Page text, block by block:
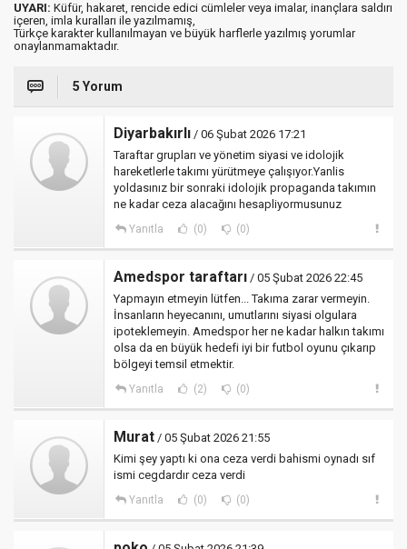
UYARI: Küfür, hakaret, rencide edici cümleler veya imalar, inançlara saldırı
içeren, imla kuralları ile yazılmamış,
Türkçe karakter kullanılmayan ve büyük harflerle yazılmış yorumlar
onaylanmamaktadır.
5 Yorum
Diyarbakırlı / 06 Şubat 2026 17:21
Taraftar grupları ve yönetim siyasi ve idolojik
hareketlerle takımı yürütmeye çalışıyor.Yanlis
yoldasınız bir sonraki idolojik propaganda takımın
ne kadar ceza alacağını hesapliyormusunuz
Yanıtla (0) (0)
Amedspor taraftarı / 05 Şubat 2026 22:45
Yapmayın etmeyin lütfen... Takıma zarar vermeyin.
İnsanların heyecanını, umutlarını siyasi olgulara
ipoteklemeyin. Amedspor her ne kadar halkın takımı
olsa da en büyük hedefi iyi bir futbol oyunu çıkarıp
bölgeyi temsil etmektir.
Yanıtla (2) (0)
Murat / 05 Şubat 2026 21:55
Kimi şey yaptı ki ona ceza verdi bahismi oynadı sıf
ismi cegdardır ceza verdi
Yanıtla (0) (0)